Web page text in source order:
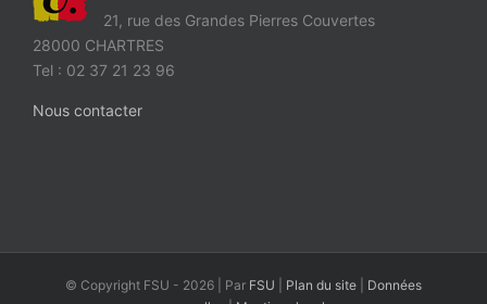
21, rue des Grandes Pierres Couvertes
28000 CHARTRES
Tel : 02 37 21 23 96
Nous contacter
© Copyright FSU - 2026 | Par FSU Plan du site
Données